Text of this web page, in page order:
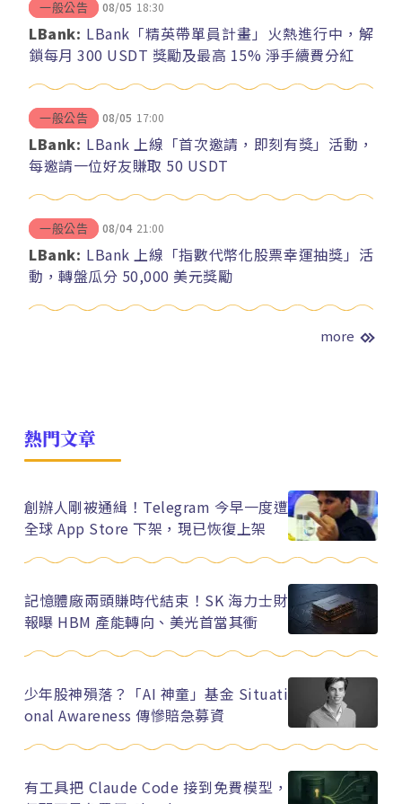
一般公告 08/05 18:30
LBank: LBank「精英帶單員計畫」火熱進行中，解
鎖每月 300 USDT 獎勵及最高 15% 淨手續費分紅
一般公告 08/05 17:00
LBank: LBank 上線「首次邀請，即刻有獎」活動，
每邀請一位好友賺取 50 USDT
一般公告 08/04 21:00
LBank: LBank 上線「指數代幣化股票幸運抽獎」活
動，轉盤瓜分 50,000 美元獎勵
more
熱門文章
創辦人剛被通緝！Telegram 今早一度遭
全球 App Store 下架，現已恢復上架
記憶體廠兩頭賺時代結束！SK 海力士財
報曝 HBM 產能轉向、美光首當其衝
少年股神殞落？「AI 神童」基金 Situati
onal Awareness 傳慘賠急募資
有工具把 Claude Code 接到免費模型，